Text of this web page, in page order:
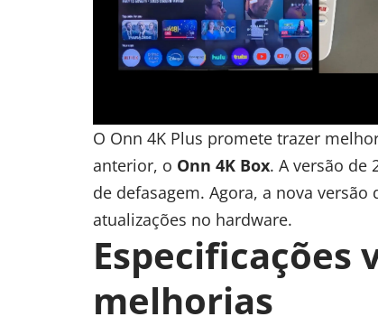
O Onn 4K Plus promete trazer
anterior, o Onn 4K Box. A versão de
de defasagem. Agora, a nova
atualizações no hardware.
Especificações
melhorias